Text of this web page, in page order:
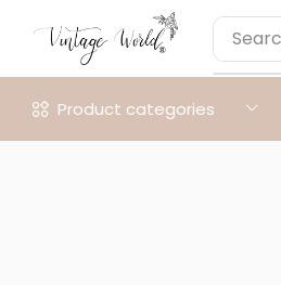
Product categories